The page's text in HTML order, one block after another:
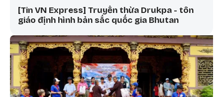
[Tin VN Express] Truyền thừa Drukpa - tôn
giáo định hình bản sắc quốc gia Bhutan